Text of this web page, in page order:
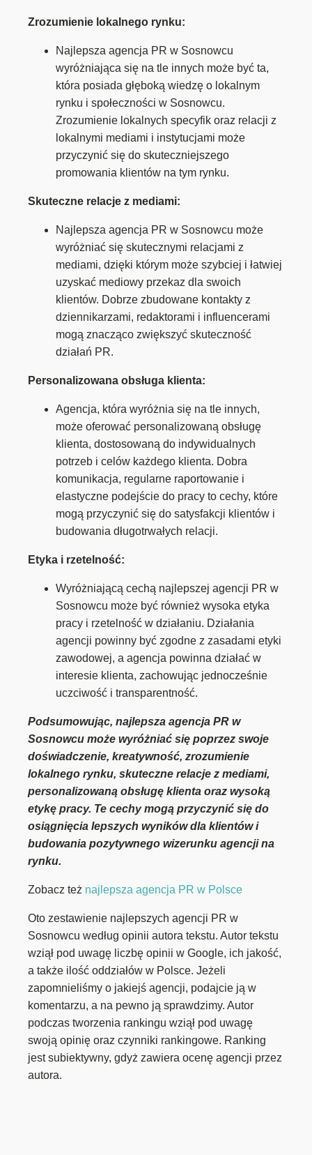
Zrozumienie lokalnego rynku:
Najlepsza agencja PR w Sosnowcu
wyróżniająca się na tle innych może być ta,
która posiada głęboką wiedzę o lokalnym
rynku i społeczności w Sosnowcu.
Zrozumienie lokalnych specyfik oraz relacji z
lokalnymi mediami i instytucjami może
przyczynić się do skuteczniejszego
promowania klientów na tym rynku.
Skuteczne relacje z mediami:
Najlepsza agencja PR w Sosnowcu może
wyróżniać się skutecznymi relacjami z
mediami, dzięki którym może szybciej i łatwiej
uzyskać mediowy przekaz dla swoich
klientów. Dobrze zbudowane kontakty z
dziennikarzami, redaktorami i influencerami
mogą znacząco zwiększyć skuteczność
działań PR.
Personalizowana obsługa klienta:
Agencja, która wyróżnia się na tle innych,
może oferować personalizowaną obsługę
klienta, dostosowaną do indywidualnych
potrzeb i celów każdego klienta. Dobra
komunikacja, regularne raportowanie i
elastyczne podejście do pracy to cechy, które
mogą przyczynić się do satysfakcji klientów i
budowania długotrwałych relacji.
Etyka i rzetelność:
Wyróżniającą cechą najlepszej agencji PR w
Sosnowcu może być również wysoka etyka
pracy i rzetelność w działaniu. Działania
agencji powinny być zgodne z zasadami etyki
zawodowej, a agencja powinna działać w
interesie klienta, zachowując jednocześnie
uczciwość i transparentność.
Podsumowując, najlepsza agencja PR w
Sosnowcu może wyróżniać się poprzez swoje
doświadczenie, kreatywność, zrozumienie
lokalnego rynku, skuteczne relacje z mediami,
personalizowaną obsługę klienta oraz wysoką
etykę pracy. Te cechy mogą przyczynić się do
osiągnięcia lepszych wyników dla klientów i
budowania pozytywnego wizerunku agencji na
rynku.
Zobacz też najlepsza agencja PR w Polsce
Oto zestawienie najlepszych agencji PR w
Sosnowcu według opinii autora tekstu. Autor tekstu
wziął pod uwagę liczbę opinii w Google, ich jakość,
a także ilość oddziałów w Polsce. Jeżeli
zapomnieliśmy o jakiejś agencji, podajcie ją w
komentarzu, a na pewno ją sprawdzimy. Autor
podczas tworzenia rankingu wziął pod uwagę
swoją opinię oraz czynniki rankingowe. Ranking
jest subiektywny, gdyż zawiera ocenę agencji przez
autora.